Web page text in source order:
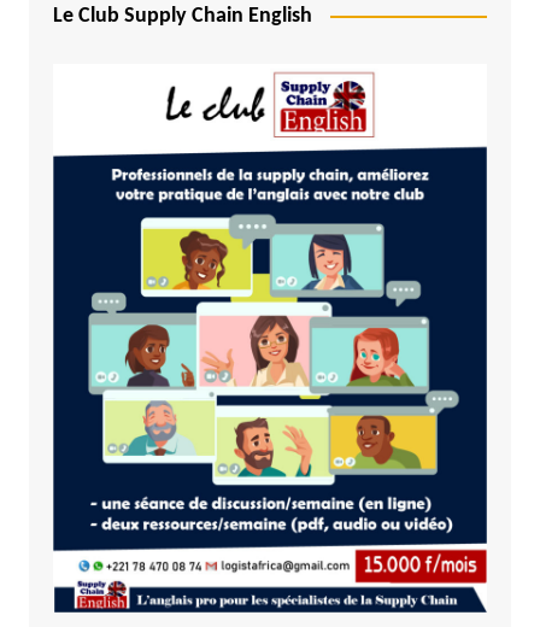
Le Club Supply Chain English